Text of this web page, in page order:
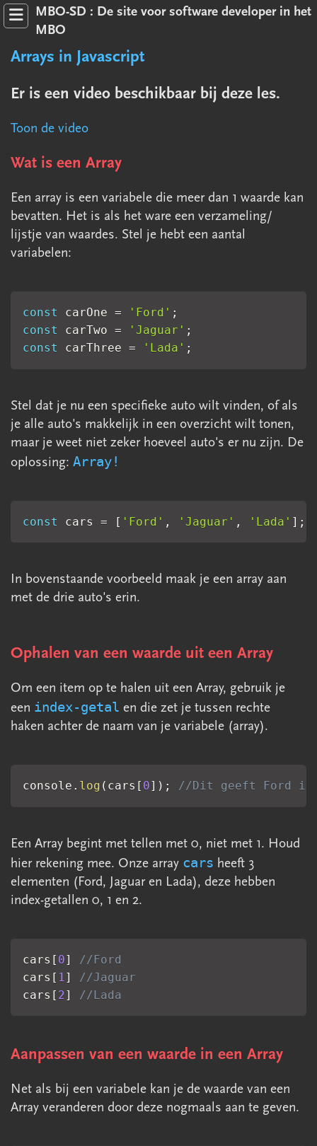
JavaScript
2.2 Interactie
2.3 Datatypes
2.4 Rekenen en operatoren
2.6.1 Switch case
2.7 Loops (for/ while)
2.8.1 Basis array
2.8.2 Array doorlopen
2.8.3 Array Functions
2.9 Functions
2.10.1 De basis
2.10.4 Functies & this
2.11.2 Functies &amp; this
2.12 Opdrachten hoofstuk 2
Symfony 6.4
Overig
2 Fiddle
3 Login
MBO-SD : De site voor software developer in het
MBO
Arrays in Javascript
Er is een video beschikbaar bij deze les.
Toon de video
Wat is een Array
Een array is een variabele die meer dan 1 waarde kan
bevatten. Het is als het ware een verzameling/
lijstje van waardes. Stel je hebt een aantal
variabelen:
const carOne = 'Ford' ;
const
carTwo = 'Jaguar' ;
const
carThree = 'Lada' ;
Stel dat je nu een specifieke auto wilt vinden, of als
je alle auto's makkelijk in een overzicht wilt tonen,
maar je weet niet zeker hoeveel auto's er nu zijn. De
oplossing: Array!
const cars = [ 'Ford' , 'Jaguar' , 'Lada' ] ;
In bovenstaande voorbeeld maak je een array aan
met de drie auto's erin.
Ophalen van een waarde uit een Array
Om een item op te halen uit een Array, gebruik je
een index-getal en die zet je tussen rechte
haken achter de naam van je variabele (array).
console . log ( cars 0 ) ; //Dit geeft Ford in
Een Array begint met tellen met 0, niet met 1. Houd
hier rekening mee. Onze array cars heeft 3
elementen (Ford, Jaguar en Lada), deze hebben
index-getallen 0, 1 en 2.
cars [ 0]
//Ford
cars [ 1]
//Jaguar
cars [ 2] //Lada
Aanpassen van een waarde in een Array
Net als bij een variabele kan je de waarde van een
Array veranderen door deze nogmaals aan te geven.